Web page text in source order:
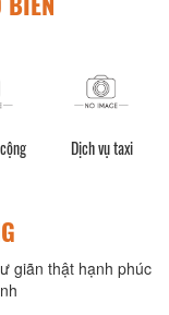
Dịch vụ taxi
giãn thật hạnh phúc